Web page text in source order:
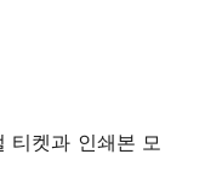
티켓과 인쇄본 모